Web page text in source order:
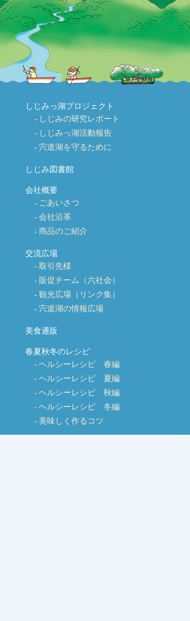
しじみっ湖プロジェクト
しじみの研究レポート
しじみっ湖活動報告
宍道湖を守るために
しじみ図書館
会社概要
ごあいさつ
会社沿革
商品のご紹介
交流広場
取引先様
販促チーム（六社会）
観光広場（リンク集）
宍道湖の情報広場
美食通販
春夏秋冬のレシピ
ヘルシーレシピ 春編
ヘルシーレシピ 夏編
ヘルシーレシピ 秋編
ヘルシーレシピ 冬編
美味しく作るコツ